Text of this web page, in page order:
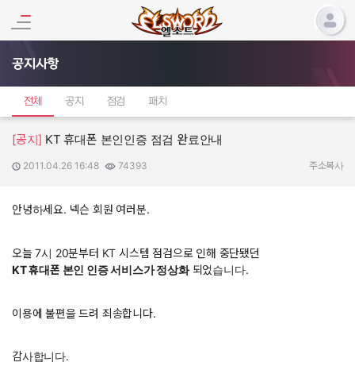
공지사항
전체 공지 점검 패치
[공지] KT 휴대폰 본인인증 점검 완료안내
작성일:
2011.04.26 16:48
조회수: 74393 주소복사
안녕하세요. 넥슨 회원 여러분.
오늘 7시 20분부터 KT 시스템 점검으로 인해 중단됐던
KT 휴대폰 본인 인증 서비스가 정상화되었습니다.
이용에 불편을 드려 죄송합니다.
감사합니다.